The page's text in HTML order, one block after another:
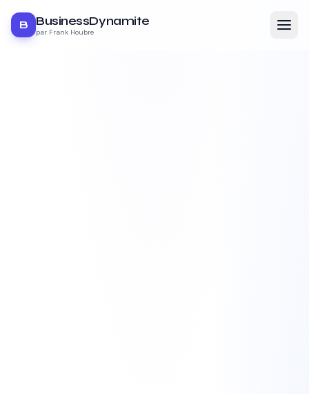
B BusinessDynamite
par Frank Houbre